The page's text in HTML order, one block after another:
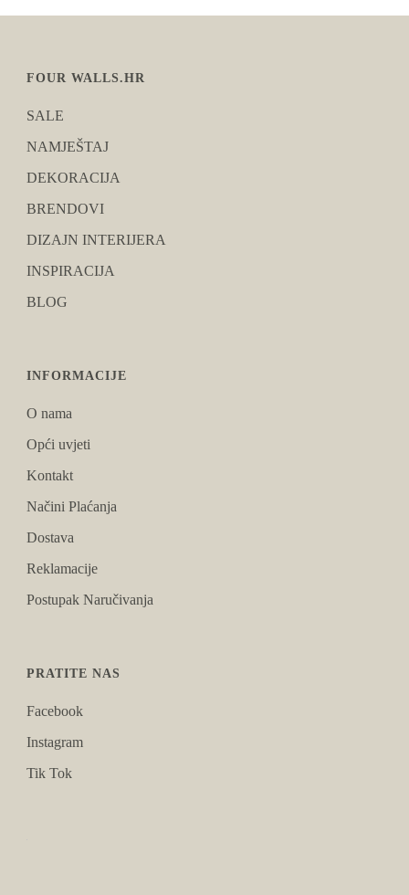
FOUR WALLS.HR
SALE
NAMJEŠTAJ
DEKORACIJA
BRENDOVI
DIZAJN INTERIJERA
INSPIRACIJA
BLOG
INFORMACIJE
O nama
Opći uvjeti
Kontakt
Načini Plaćanja
Dostava
Reklamacije
Postupak Naručivanja
PRATITE NAS
Facebook
Instagram
Tik Tok